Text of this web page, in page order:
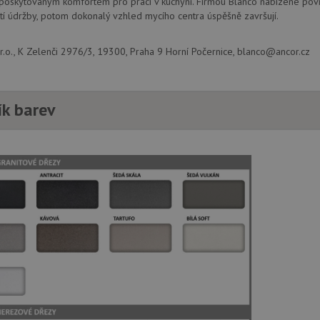
údržby, potom dokonalý vzhled mycího centra úspěšně završují.
K Zelenči 2976/3, 19300, Praha 9 Horní Počernice, blanco@ancor.cz
barev
mohl vidět před návštěvou uvedeného
použit jako pro správu stavu relace.
Google LLC
Google LLC
.youtube.com
Zavřením
Tento soubor cookie nastavuje YouTube
blanco.cz
Tento soubor cookie nastavuje
webové stránky a jakoukoli reklamu,
mohl vidět před návštěvou uvedeného